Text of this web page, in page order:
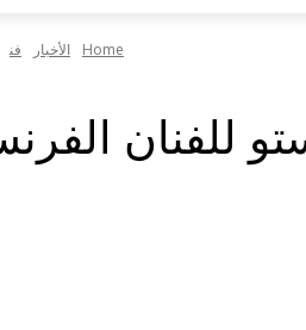
Home الأخبار فن
للفنان